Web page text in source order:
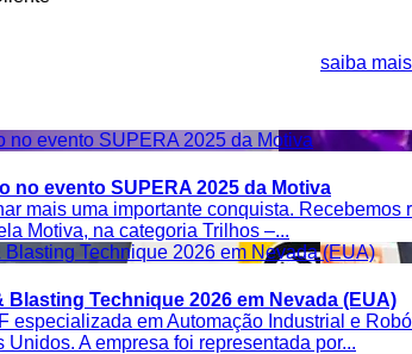
saiba mais
evento SUPERA 2025 da Motiva
mais uma importante conquista.
Motiva, na categoria Trilhos –...
Technique 2026 em Nevada (EUA)
especializada em Automação Industrial e
A empresa foi representada por...